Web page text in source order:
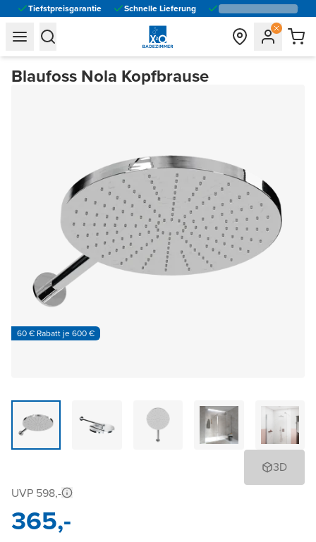
Tiefstpreisgarantie Schnelle Lieferung
general.navigation.toggle_menu.label
general.navigation.toggle_menu.label
Blaufoss Nola Kopfbrause
60 € Rabatt je 600 €
3D
UVP 598,-
365,-